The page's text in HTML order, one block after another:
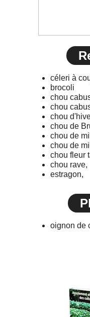
céleri à
brocoli
chou
chou
chou
chou de
chou de
chou de
chou fleur
chou rave,
estragon,
oignon de